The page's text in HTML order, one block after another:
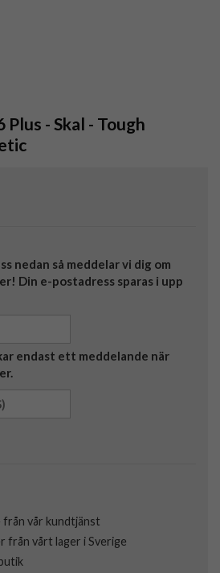
Plus - Skal - Tough
nedan så meddelar vi dig om
Din e-postadress sparas i upp
endast ett meddelande när
från vår kundtjänst
från vårt lager i Sverige